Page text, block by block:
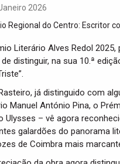
2026
Literário Alves Redol
distinguir, na sua 10.ª
já distinguido com
Manuel António Pina, o
Ulysses – vê agora
galardões do panorama
de Coimbra mais